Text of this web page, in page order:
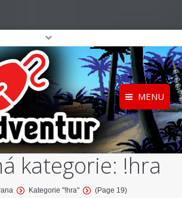
MENU
Home
O projektu
Katalog her
kategorie: !hra
Kategorie "!hra" (Page 19)